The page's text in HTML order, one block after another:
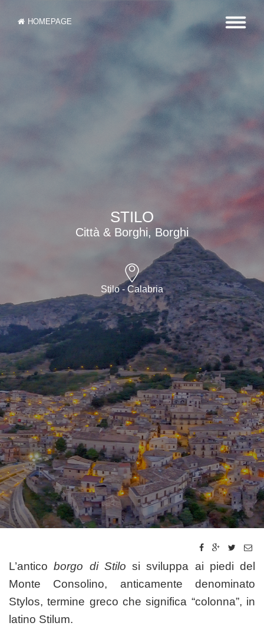
HOMEPAGE
STILO
Città & Borghi, Borghi
Stilo - Calabria
L’anticoborgo di Stilo si sviluppa ai piedi del
Monte Consolino, anticamente denominato
Stylos, termine greco che significa “colonna”, in
latino Stilum.